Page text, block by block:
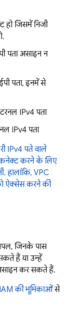
जिसमें निजी
पता असाइन न
पता, इनमें से
IPv4 पता
IPv4 पता
IPv4 पते वाले
करने के लिए
हालांकि, VPC
ऐक्सेस करने की
जिनके पास
हैं या उन्हें
कर सकते हैं.
IAM की भूमिकाओंसे